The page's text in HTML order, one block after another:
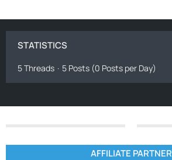
STATISTICS
5 Threads 5 Posts (0 Posts per Day)
AFFILIATE PARTNER